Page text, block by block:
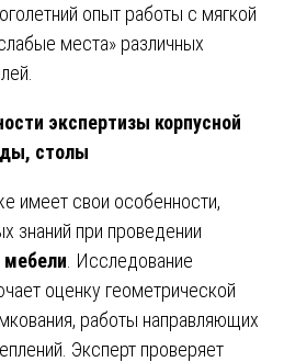
опыт работы с мягкой
места» различных
экспертизы корпусной
столы
имеет свои особенности,
знаний при проведении
мебели . Исследование
оценку геометрической
работы направляющих
Эксперт проверяет